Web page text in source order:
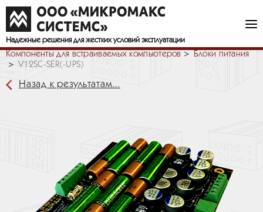
Надежные решения для жестких условий эксплуатации
Компоненты для встраиваемых компьютеров
Блоки питания
V12SC-SER(-UPS)
Назад к результатам...